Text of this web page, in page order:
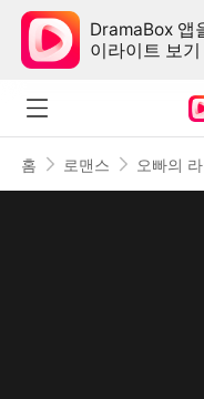
DramaBox 앱
이라이트 보기
홈 로맨스